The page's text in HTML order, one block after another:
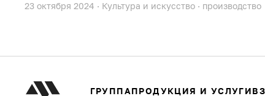
23 октября 2024 · Культура и искусство · производство
ГРУППАПРОДУКЦИЯ И УСЛУГИ